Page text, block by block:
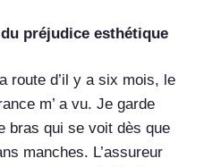
préjudice esthétique
route d’il y a six mois, le
m’ a vu. Je garde
bras qui se voit dès que
manches. L’assureur